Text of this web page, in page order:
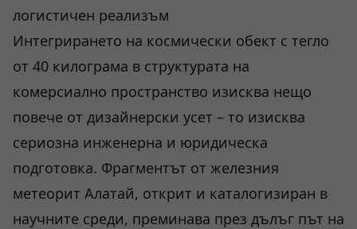
логистичен реализъм
Интегрирането на космически обект с тегло
от 40 килограма в структурата на
комерсиално пространство изисква нещо
повече от дизайнерски усет – то изисква
сериозна инженерна и юридическа
подготовка. Фрагментът от железния
метеорит Алатай, открит и каталогизиран в
научните среди, преминава през дълъг път на